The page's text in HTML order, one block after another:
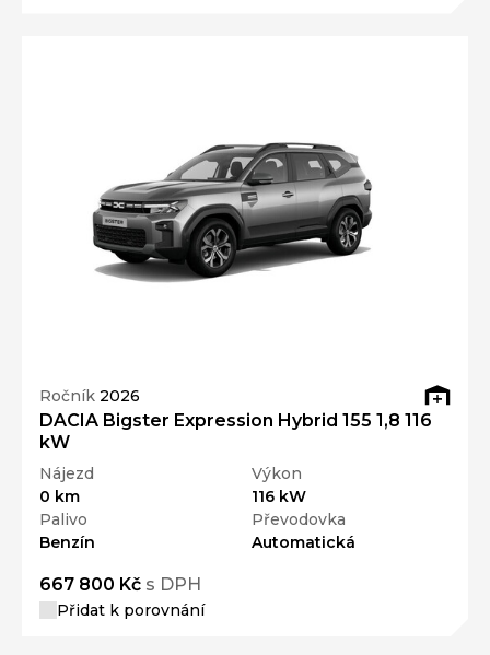
Ročník 2026
DACIA Bigster Expression Hybrid 155 1,8 116
kW
Nájezd
0 km
Výkon
116 kW
Palivo
Benzín
Převodovka
Automatická
667 800 Kč s DPH
Přidat k porovnání